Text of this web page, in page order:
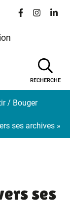
d'accessibilité
Lien vers le
Lien vers
Lien
RECHERCHE
/ Bouger
ses archives »
ses